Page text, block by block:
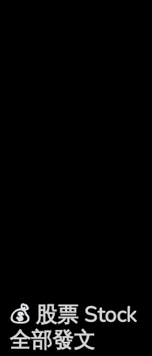
💰股票 Stock
全部發文